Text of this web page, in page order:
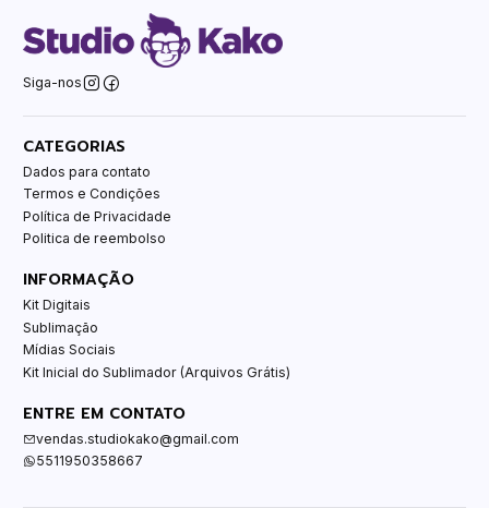
Siga-nos
CATEGORIAS
Dados para contato
Termos e Condições
Política de Privacidade
Politica de reembolso
INFORMAÇÃO
Kit Digitais
Sublimação
Mídias Sociais
Kit Inicial do Sublimador (Arquivos Grátis)
ENTRE EM CONTATO
vendas.studiokako@gmail.com
5511950358667